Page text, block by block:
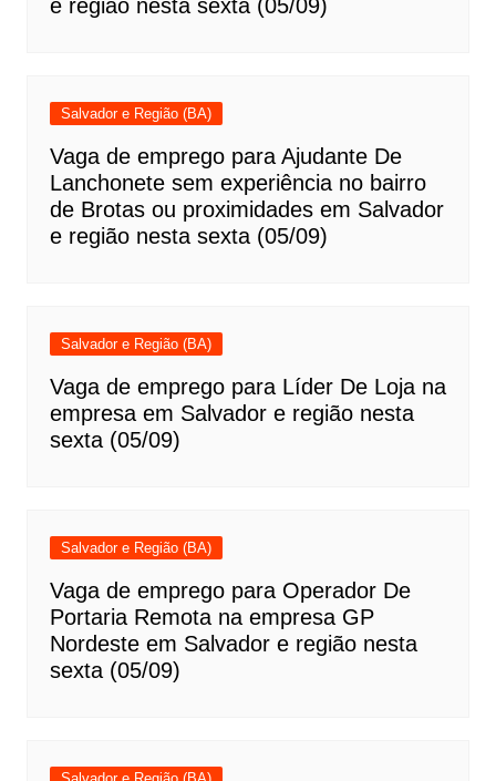
e região nesta sexta (05/09)
Salvador e Região (BA)
Vaga de emprego para Ajudante De
Lanchonete sem experiência no bairro
de Brotas ou proximidades em Salvador
e região nesta sexta (05/09)
Salvador e Região (BA)
Vaga de emprego para Líder De Loja na
empresa em Salvador e região nesta
sexta (05/09)
Salvador e Região (BA)
Vaga de emprego para Operador De
Portaria Remota na empresa GP
Nordeste em Salvador e região nesta
sexta (05/09)